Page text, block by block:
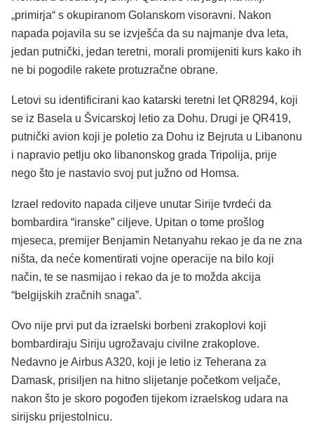
„primirja“ s okupiranom Golanskom visoravni. Nakon
napada pojavila su se izvješća da su najmanje dva leta,
jedan putnički, jedan teretni, morali promijeniti kurs kako ih
ne bi pogodile rakete protuzračne obrane.
Letovi su identificirani kao katarski teretni let QR8294, koji
se iz Basela u Švicarskoj letio za Dohu. Drugi je QR419,
putnički avion koji je poletio za Dohu iz Bejruta u Libanonu
i napravio petlju oko libanonskog grada Tripolija, prije
nego što je nastavio svoj put južno od Homsa.
Izrael redovito napada ciljeve unutar Sirije tvrdeći da
bombardira “iranske” ciljeve. Upitan o tome prošlog
mjeseca, premijer Benjamin Netanyahu rekao je da ne zna
ništa, da neće komentirati vojne operacije na bilo koji
način, te se nasmijao i rekao da je to možda akcija
“belgijskih zračnih snaga”.
Ovo nije prvi put da izraelski borbeni zrakoplovi koji
bombardiraju Siriju ugrožavaju civilne zrakoplove.
Nedavno je Airbus A320, koji je letio iz Teherana za
Damask, prisiljen na hitno slijetanje početkom veljače,
nakon što je skoro pogođen tijekom izraelskog udara na
sirijsku prijestolnicu.